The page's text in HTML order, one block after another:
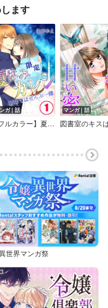
ます
ガ｜話
【フルカラー】夏休み限定カレシ－初めてはぜんぶ一緒
マンガ｜話
世界マンガ祭